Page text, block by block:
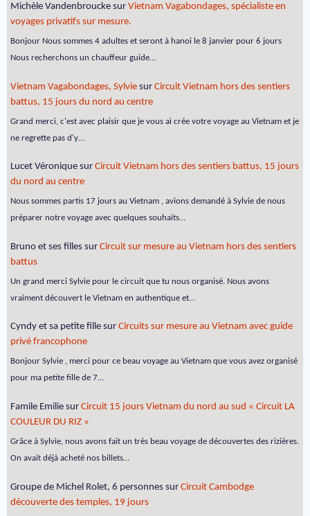
Michèle Vandenbroucke sur Vietnam Vagabondages, spécialiste en
voyages privatifs sur mesure.
Bonjour Nous sommes 4 adultes et seront à hanoi le 8 janvier pour 6 jours
Nous recherchons un chauffeur guide…
Vietnam Vagabondages, Sylvie sur Circuit Vietnam hors des sentiers
battus, 15 jours du nord au centre
Grand merci, c'est avec plaisir que je vous ai crée votre voyage au Vietnam et je
ne regrette pas d'y…
Lucet Véronique sur Circuit Vietnam hors des sentiers battus, 15 jours
du nord au centre
Nous sommes partis 17 jours au Vietnam , avions demandé à Sylvie de nous
préparer notre voyage avec quelques souhaits…
Bruno et ses filles sur Circuit sur mesure au Vietnam hors des sentiers
battus
Un grand merci Sylvie pour le circuit que tu nous organisé. Nous avons
vraiment découvert le Vietnam en authentique et…
Cyndy et sa petite fille sur Circuits sur mesure au Vietnam avec guide
privé francophone
Bonjour Sylvie , merci pour ce beau voyage au Vietnam que vous avez organisé
pour ma petite fille de 7…
Famile Emilie sur Circuit 15 jours Vietnam du nord au sud « Circuit LA
COULEUR DU RIZ «
Grâce à Sylvie, nous avons fait un très beau voyage de découvertes des rizières.
On avait déjà acheté nos billets…
Groupe de Michel Rolet, 6 personnes sur Circuit Cambodge
découverte des temples, 19 jours